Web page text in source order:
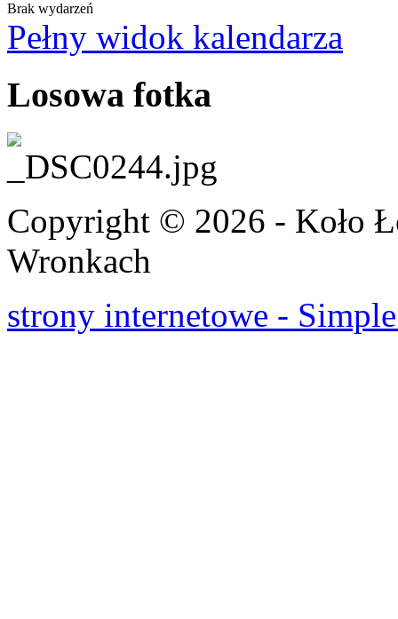
Brak wydarzeń
Pełny widok kalendarza
Losowa fotka
Copyright © 2026 - Koło
Wronkach
strony internetowe -